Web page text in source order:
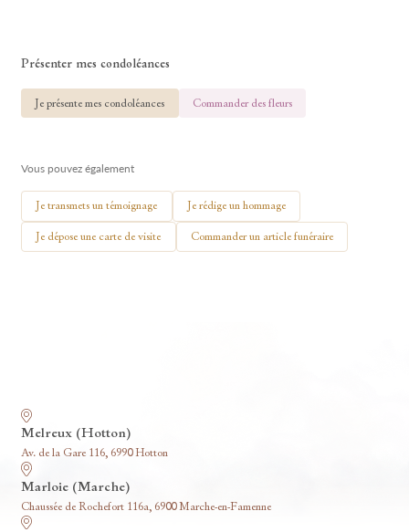
Présenter mes condoléances
Je présente mes condoléances Commander des fleurs
Vous pouvez également
Je transmets un témoignage Je rédige un hommage
Je dépose une carte de visite Commander un article funéraire
Melreux (Hotton)
Av. de la Gare 116, 6990 Hotton
Marloie (Marche)
Chaussée de Rochefort 116a, 6900 Marche-en-Famenne